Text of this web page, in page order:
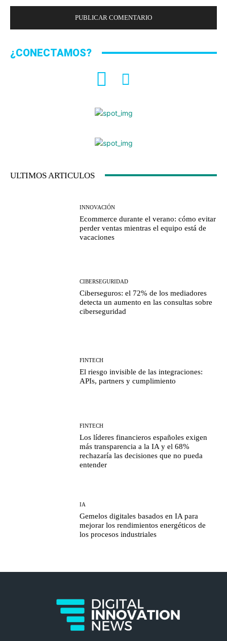
¿CONECTAMOS?
ULTIMOS ARTICULOS
INNOVACIÓN
Ecommerce durante el verano: cómo evitar
perder ventas mientras el equipo está de
vacaciones
CIBERSEGURIDAD
Ciberseguros: el 72% de los mediadores
detecta un aumento en las consultas sobre
ciberseguridad
FINTECH
El riesgo invisible de las integraciones:
APIs, partners y cumplimiento
FINTECH
Los líderes financieros españoles exigen
más transparencia a la IA y el 68%
rechazaría las decisiones que no pueda
entender
IA
Gemelos digitales basados en IA para
mejorar los rendimientos energéticos de
los procesos industriales